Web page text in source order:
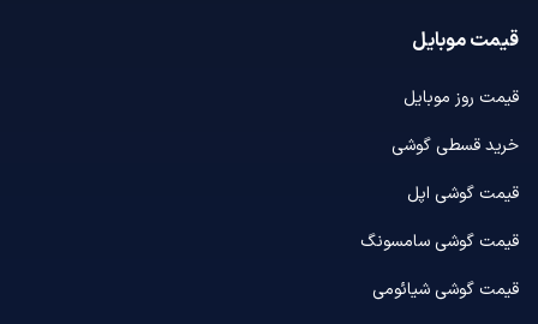
قیمت موبایل
قیمت روز موبایل
خرید قسطی گوشی
قیمت گوشی اپل
قیمت گوشی سامسونگ
قیمت گوشی شیائومی